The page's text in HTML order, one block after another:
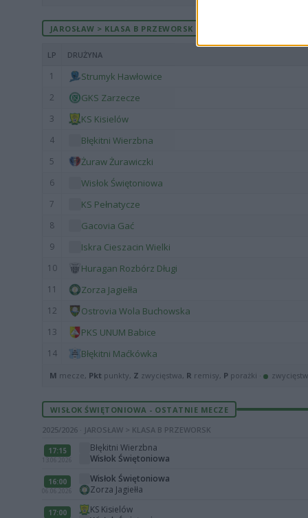
JAROSŁAW > KLASA B PRZEWORSK - MECZE ROZEGRANE NA
LP DRUŻYNA
1 Strumyk Hawłowice
2 GKS Zarzecze
3 KS Kisielów
4 Błękitni Wierzbna
5 Żuraw Żurawiczki
6 Wisłok Świętoniowa
7 KS Pełnatycze
8 Gacovia Gać
9 Iskra Cieszacin Wielki
10 Huragan Rozbórz Długi
11 Zorza Jagiełła
12 Ostrovia Wola Buchowska
13 PKS UNUM Babice
14 Błękitni Maćkówka
M mecze, Pkt punkty, Z zwycięstwa, R remisy, P porażki ·
WISŁOK ŚWIĘTONIOWA - OSTATNIE MECZE
2025/2026 · JAROSŁAW > KLASA B PRZEWORSK
17:15
13.06.2026
Błękitni Wierzbna
Wisłok Świętoniowa
16:00
06.06.2026
Wisłok Świętoniowa
Zorza Jagiełła
17:00
KS Kisielów